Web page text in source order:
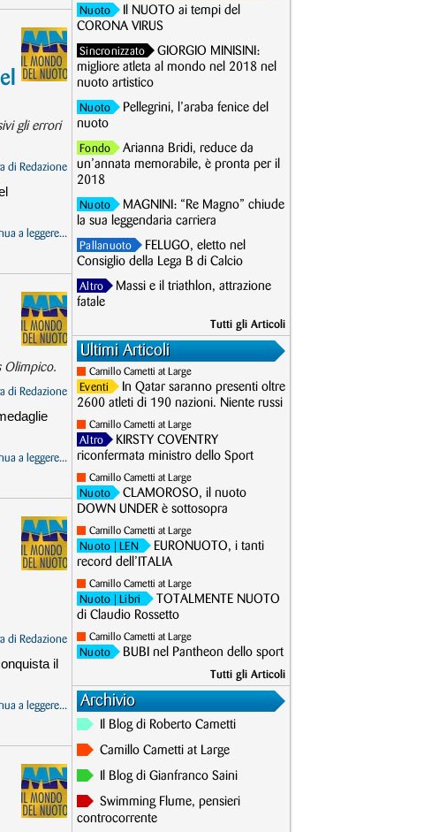
gli errori
di Redazione
a leggere...
Olimpico.
di Redazione
a leggere...
di Redazione
il
a leggere...
Nuoto
Il NUOTO ai tempi del
CORONA VIRUS
Sincronizzato
GIORGIO MINISINI:
migliore atleta al mondo nel 2018 nel
nuoto artistico
Nuoto
Pellegrini, l’araba fenice del
nuoto
Fondo
Arianna Bridi, reduce da
un’annata memorabile, è pronta per il
2018
Nuoto
MAGNINI: “Re Magno” chiude
la sua leggendaria carriera
Pallanuoto
FELUGO, eletto nel
Consiglio della Lega B di Calcio
Altro
Massi e il triathlon, attrazione
fatale
Tutti gli Articoli
Ultimi Articoli
Camillo Cametti at Large
Eventi
In Qatar saranno presenti oltre
2600 atleti di 190 nazioni. Niente russi
Camillo Cametti at Large
Altro
KIRSTY COVENTRY
riconfermata ministro dello Sport
Camillo Cametti at Large
Nuoto
CLAMOROSO, il nuoto
DOWN UNDER è sottosopra
Camillo Cametti at Large
Nuoto | LEN
EURONUOTO, i tanti
record dell’ITALIA
Camillo Cametti at Large
Nuoto | Libri
TOTALMENTE NUOTO
di Claudio Rossetto
Camillo Cametti at Large
Nuoto BUBI nel Pantheon dello sport
Tutti gli Articoli
Archivio
Il Blog di Roberto Cametti
Camillo Cametti at Large
Il Blog di Gianfranco Saini
Swimming Flume, pensieri
controcorrente